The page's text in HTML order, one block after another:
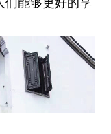
们能够更好的享